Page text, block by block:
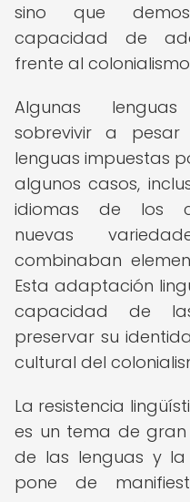
sino que
capacidad de
frente al
Algunas
sobrevivir a
lenguas impuestas
algunos casos,
idiomas de los
nuevas
combinaban
Esta adaptación
capacidad de
preservar su
cultural del
La resistencia
es un tema de gran
de las lenguas y la
pone de